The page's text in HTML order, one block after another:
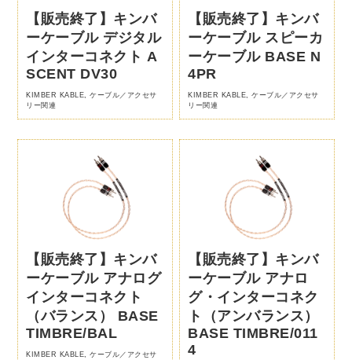
【販売終了】キンバ
ーケーブル デジタル
インターコネクト A
SCENT DV30
KIMBER KABLE,ケーブル／アクセサ
リー関連
【販売終了】キンバ
ーケーブル スピーカ
ーケーブル BASE N
4PR
KIMBER KABLE,ケーブル／アクセサ
リー関連
【販売終了】キンバ
ーケーブル アナログ
インターコネクト
（バランス） BASE
TIMBRE/BAL
KIMBER KABLE,ケーブル／アクセサ
【販売終了】キンバ
ーケーブル アナロ
グ・インターコネク
ト（アンバランス）
BASE TIMBRE/011
4